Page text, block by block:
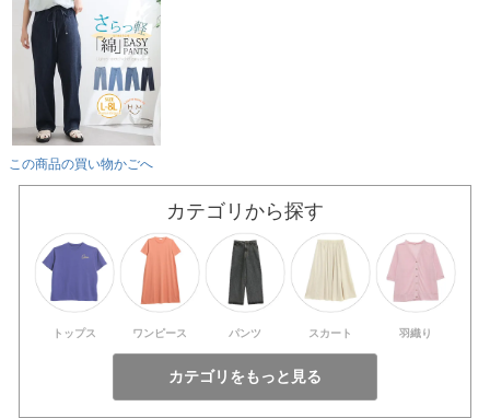
この商品の買い物かごへ
カテゴリから探す
トップス ワンピース パンツ スカート 羽織り